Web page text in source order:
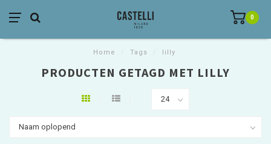
0
Home Tags lilly
PRODUCTEN GETAGD MET LILLY